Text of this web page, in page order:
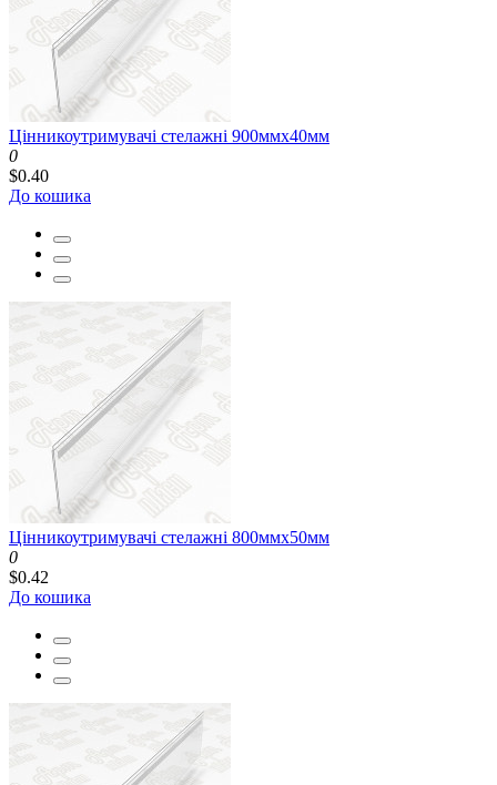
Цінникоутримувачі стелажні 900ммх40мм
0
$0.40
До кошика
Цінникоутримувачі стелажні 800ммх50мм
0
$0.42
До кошика